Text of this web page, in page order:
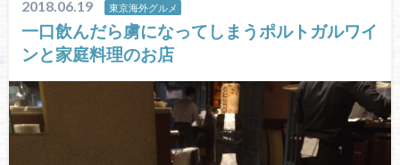
2018.06.19 東京海外グルメ
一口飲んだら虜になってしまうポルトガルワイ
ンと家庭料理のお店